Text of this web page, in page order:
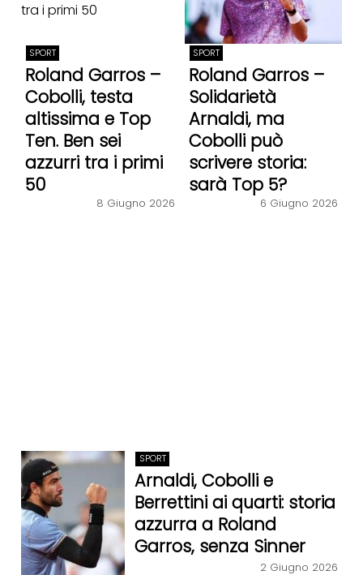
SPORT
Roland Garros –
Cobolli, testa
altissima e Top
Ten. Ben sei
azzurri tra i primi
50
8 Giugno 2026
SPORT
Roland Garros –
Solidarietà
Arnaldi, ma
Cobolli può
scrivere storia:
sarà Top 5?
6 Giugno 2026
SPORT
Arnaldi, Cobolli e
Berrettini ai quarti: storia
azzurra a Roland
Garros, senza Sinner
2 Giugno 2026